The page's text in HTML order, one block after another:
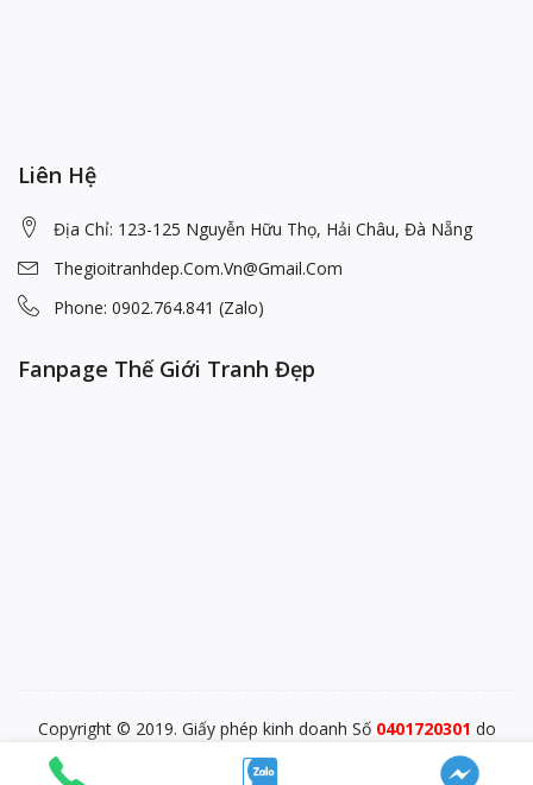
Liên Hệ
Địa Chỉ: 123-125 Nguyễn Hữu Thọ, Hải Châu, Đà Nẵng
Thegioitranhdep.com.vn@gmail.com
Phone: 0902.764.841 (Zalo)
Fanpage Thế Giới Tranh Đẹp
Copyright © 2019. Giấy phép kinh doanh Số 0401720301 do
PĐKKD Sở KHĐT TP. Đà Nẵng cấp ngày 28/12/2015